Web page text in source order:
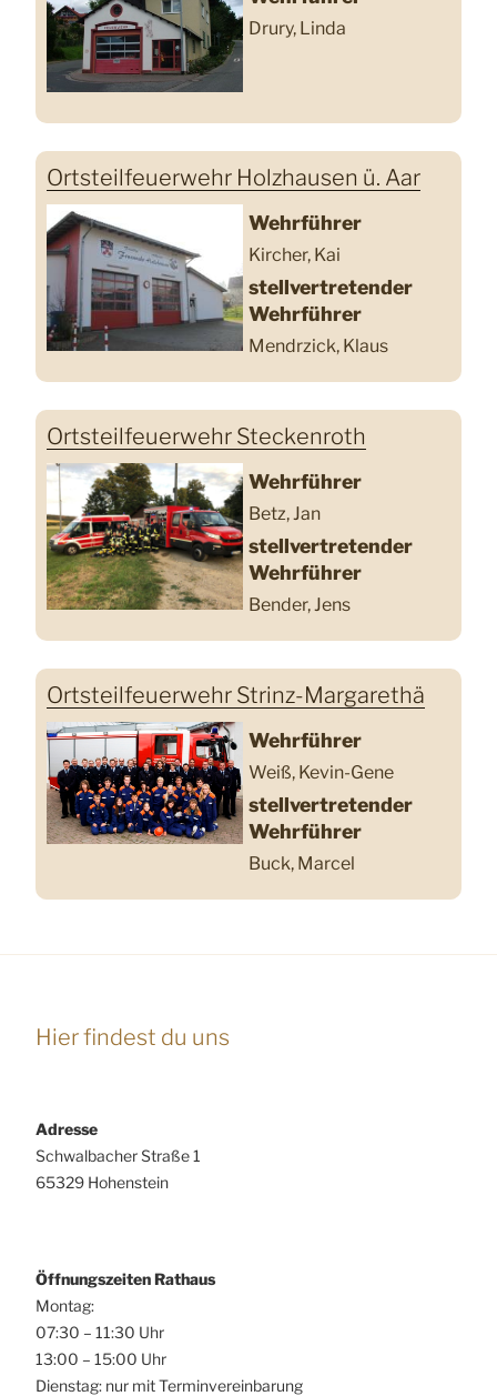
Drury, Linda
Ortsteilfeuerwehr Holzhausen ü. Aar
Wehrführer
Kircher, Kai
stellvertretender
Wehrführer
Mendrzick, Klaus
Ortsteilfeuerwehr Steckenroth
Wehrführer
Betz, Jan
stellvertretender
Wehrführer
Bender, Jens
Ortsteilfeuerwehr Strinz-Margarethä
Wehrführer
Weiß, Kevin-Gene
stellvertretender
Wehrführer
Buck, Marcel
Hier findest du uns
Adresse
Schwalbacher Straße 1
65329 Hohenstein
Öffnungszeiten Rathaus
Montag:
07:30 – 11:30 Uhr
13:00 – 15:00 Uhr
Dienstag: nur mit Terminvereinbarung